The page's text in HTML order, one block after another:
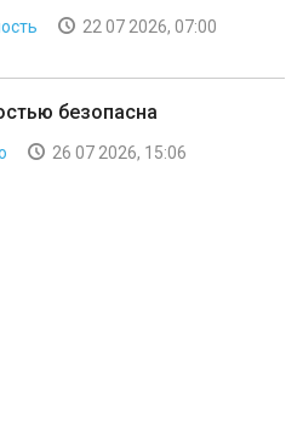
22 07 2026, 07:00
безопасна
26 07 2026, 15:06